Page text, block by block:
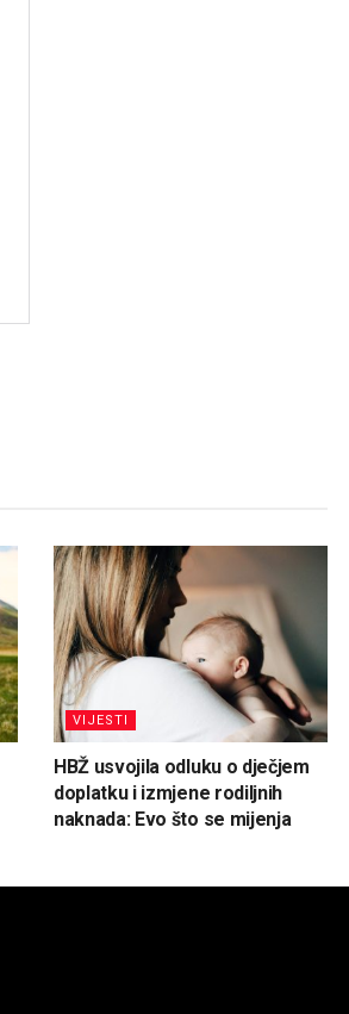
VIJESTI
HBŽ usvojila odluku o dječjem
doplatku i izmjene rodiljnih
naknada: Evo što se mijenja